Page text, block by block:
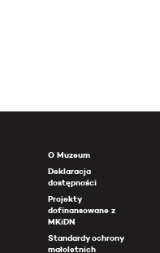
O Muzeum
Deklaracja
dostępności
Projekty
dofinansowane z
MKiDN
Standardy ochrony
małoletnich